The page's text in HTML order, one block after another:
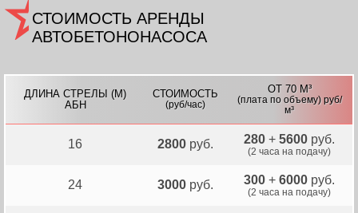
СТОИМОСТЬ АРЕНДЫ
АВТОБЕТОНОНАСОСА
ДЛИНА СТРЕЛЫ (М)
АБН
СТОИМОСТЬ
(руб/час)
ОТ 70 М³
(плата по объему) руб/
м³
16 2800 руб. 280 + 5600 руб.
(2 часа на подачу)
24 3000 руб. 300 + 6000 руб.
(2 часа на подачу)